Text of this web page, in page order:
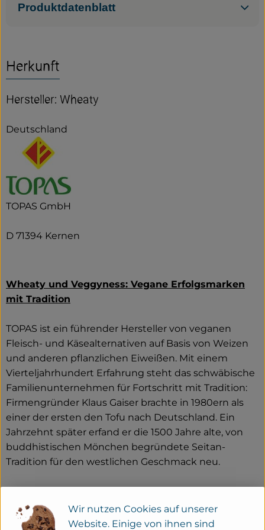
Produktdatenblatt
Herkunft
Hersteller: Wheaty
Deutschland
TOPAS GmbH
D 71394 Kernen
Wheaty und Veggyness: Vegane Erfolgsmarken
mit Tradition
TOPAS ist ein führender Hersteller von veganen
Fleisch- und Käsealternativen auf Basis von Weizen
und anderen pflanzlichen Eiweißen. Mit einem
Vierteljahrhundert Erfahrung steht das schwäbische
Familienunternehmen für Fortschritt mit Tradition:
Firmengründer Klaus Gaiser brachte in 1980ern als
einer der ersten den Tofu nach Deutschland. Ein
Jahrzehnt später erfand er die 1500 Jahre alte, von
buddhistischen Mönchen begründete Seitan-
Tradition für den westlichen Geschmack neu.
und Burger her – nur eben rein pflanzlich, aus
Weizeneiweiß. Die veganen Bio-Produkte werden
Wir nutzen Cookies auf unserer
Website. Einige von ihnen sind